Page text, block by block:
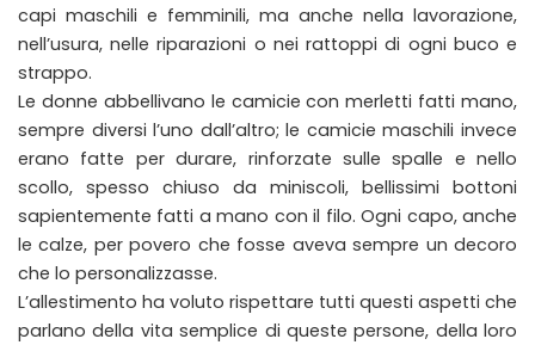
capi maschili e femminili, ma anche nella lavorazione,
nell’usura, nelle riparazioni o nei rattoppi di ogni buco e
strappo.
Le donne abbellivano le camicie con merletti fatti mano,
sempre diversi l’uno dall’altro; le camicie maschili invece
erano fatte per durare, rinforzate sulle spalle e nello
scollo, spesso chiuso da miniscoli, bellissimi bottoni
sapientemente fatti a mano con il filo. Ogni capo, anche
le calze, per povero che fosse aveva sempre un decoro
che lo personalizzasse.
L’allestimento ha voluto rispettare tutti questi aspetti che
parlano della vita semplice di queste persone, della loro